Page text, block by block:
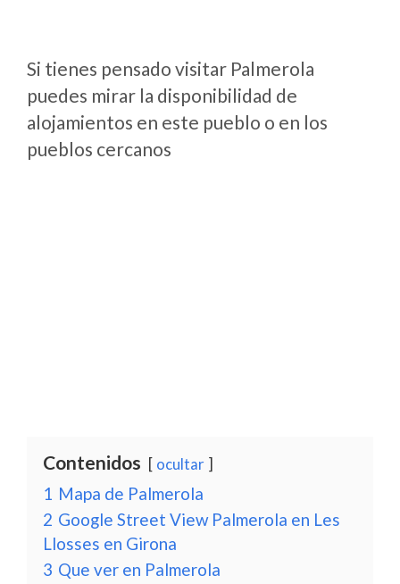
Si tienes pensado visitar Palmerola
puedes mirar la disponibilidad de
alojamientos en este pueblo o en los
pueblos cercanos
Contenidos ocultar
1 Mapa de Palmerola
2 Google Street View Palmerola en Les
Llosses en Girona
3 Que ver en Palmerola